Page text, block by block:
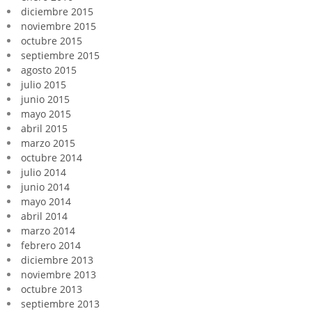
diciembre 2015
noviembre 2015
octubre 2015
septiembre 2015
agosto 2015
julio 2015
junio 2015
mayo 2015
abril 2015
marzo 2015
octubre 2014
julio 2014
junio 2014
mayo 2014
abril 2014
marzo 2014
febrero 2014
diciembre 2013
noviembre 2013
octubre 2013
septiembre 2013